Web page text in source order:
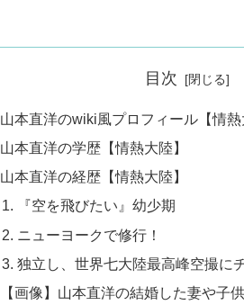
目次
山本直洋のwiki風プロフィール【情熱
山本直洋の学歴【情熱大陸】
山本直洋の経歴【情熱大陸】
『空を飛びたい』幼少期
ニューヨークで修行！
独立し、世界七大陸最高峰空撮に
【画像】山本直洋の結婚した妻や子